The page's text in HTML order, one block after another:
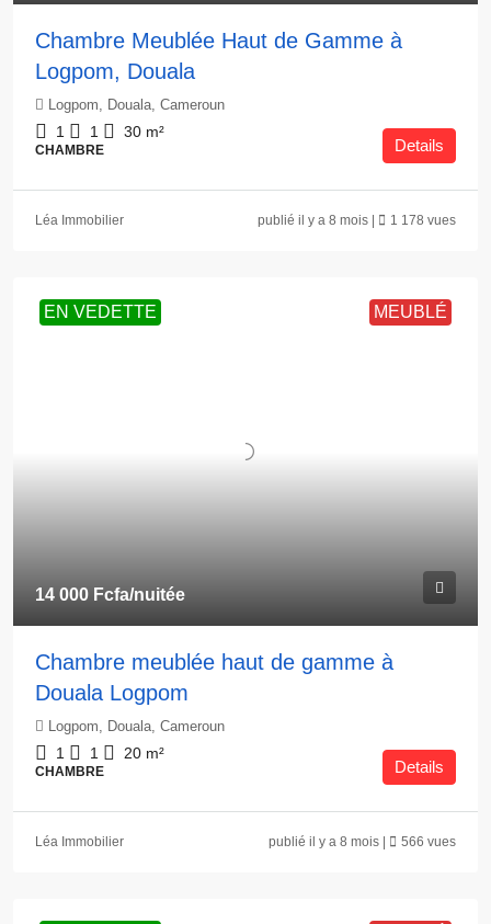
Chambre Meublée Haut de Gamme à
Logpom, Douala
Logpom, Douala, Cameroun
1 1 30 m²
CHAMBRE Details
Léa Immobilier publié il y a 8 mois | 1 178 vues
EN VEDETTE MEUBLÉ
14 000 Fcfa/nuitée
Chambre meublée haut de gamme à
Douala Logpom
Logpom, Douala, Cameroun
1 1 20 m²
CHAMBRE Details
Léa Immobilier publié il y a 8 mois | 566 vues